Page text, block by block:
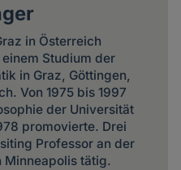
in Österreich
Studium der
in Graz, Göttingen,
Von 1975 bis 1997
der Universität
promovierte. Drei
Professor an der
Minneapolis tätig.